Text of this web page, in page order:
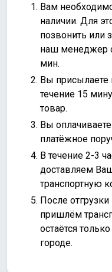
Вам
наличии. Для
позвонить или
наш менеджер
мин.
Вы
течение 15
товар.
Вы
платёжное
В течение 2-3
доставляем
транспортную
После
пришлём
остаётся
городе.